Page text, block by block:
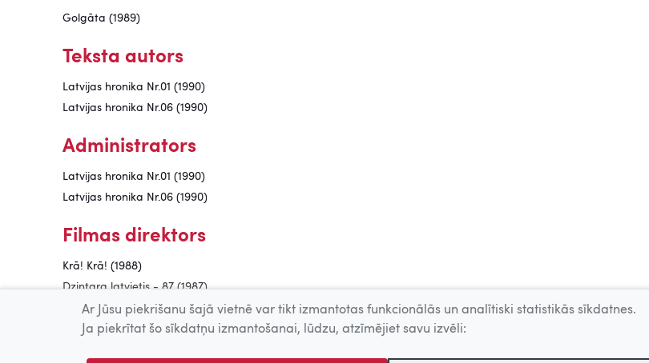
Golgāta (1989)
Teksta autors
Latvijas hronika Nr.01 (1990)
Latvijas hronika Nr.06 (1990)
Administrators
Latvijas hronika Nr.01 (1990)
Latvijas hronika Nr.06 (1990)
Filmas direktors
Krā! Krā! (1988)
Dzintara latvietis - 87 (1987)
Hepenings ar M.Z. (1987)
Fridrihs Canders. Atgriešanās (1987)
Ar Jūsu piekrišanu šajā vietnē var tikt izmantotas funkcionālās un analītiski statistikās sīkdatnes.
Ja piekrītat šo sīkdatņu izmantošanai, lūdzu, atzīmējiet savu izvēli: